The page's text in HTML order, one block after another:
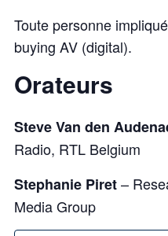
Toute personne
buying AV (digital).
Orateurs
Steve Van den
Radio, RTL Belgium
Stephanie Piret–
Media Group